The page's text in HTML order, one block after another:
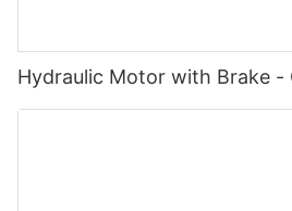
Hydraulic Motor with Brake -